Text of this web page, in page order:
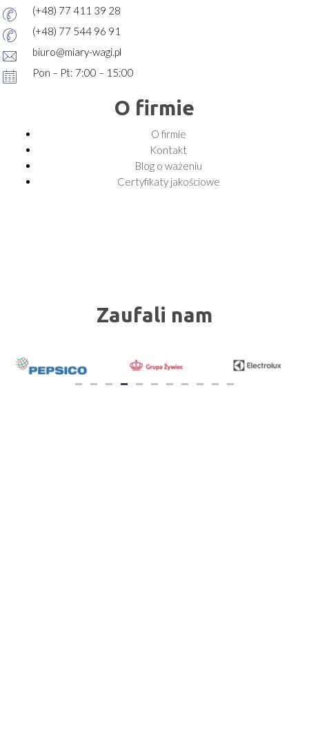
(+48) 77 411 39 28
(+48) 77 544 96 91
biuro@miary-wagi.pl
Pon – Pt: 7:00 – 15:00
O firmie
O firmie
Kontakt
Blog o ważeniu
Certyfikaty jakościowe
Zaufali nam